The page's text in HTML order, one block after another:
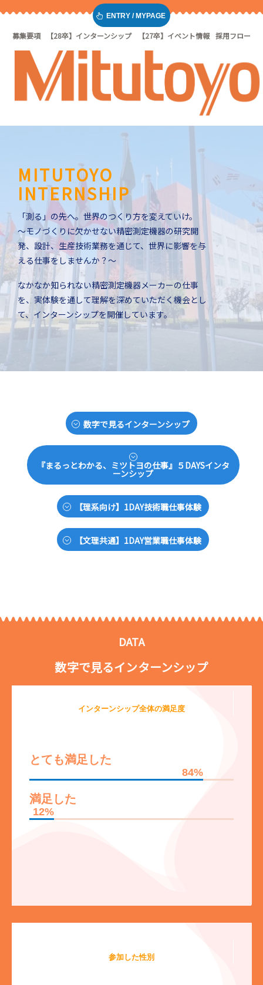
募集要項 【28卒】インターンシップ 【27卒】イベント情報 採用フロー
ENTRY / MYPAGE
MITUTOYO
INTERNSHIP
「測る」の先へ。世界のつくり方を変えていけ。
～モノづくりに欠かせない精密測定機器の研究開
発、設計、生産技術業務を通じて、世界に影響を与
える仕事をしませんか？～
なかなか知られない精密測定機器メーカーの仕事
を、実体験を通して理解を深めていただく機会とし
て、インターンシップを開催しています。
数字で見るインターンシップ
『まるっとわかる、ミツトヨの仕事』５DAYSインタ
ーンシップ
【理系向け】1DAY技術職仕事体験
【文理共通】1DAY営業職仕事体験
DATA
数字で見るインターンシップ
インターンシップ全体の満足度
とても満足した
85%
満足した
12%
参加した性別